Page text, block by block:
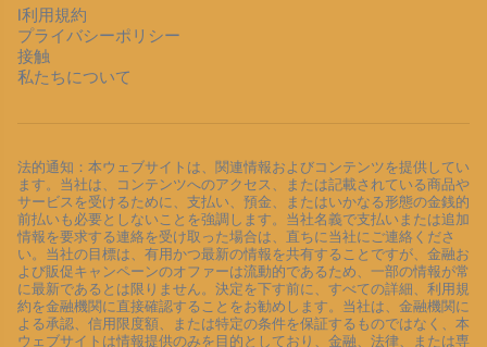
l利用規約
プライバシーポリシー
接触
私たちについて
法的通知：本ウェブサイトは、関連情報およびコンテンツを提供してい
ます。当社は、コンテンツへのアクセス、または記載されている商品や
サービスを受けるために、支払い、預金、またはいかなる形態の金銭的
前払いも必要としないことを強調します。当社名義で支払いまたは追加
情報を要求する連絡を受け取った場合は、直ちに当社にご連絡くださ
い。当社の目標は、有用かつ最新の情報を共有することですが、金融お
よび販促キャンペーンのオファーは流動的であるため、一部の情報が常
に最新であるとは限りません。決定を下す前に、すべての詳細、利用規
約を金融機関に直接確認することをお勧めします。当社は、金融機関に
よる承認、信用限度額、または特定の条件を保証するものではなく、本
ウェブサイトは情報提供のみを目的としており、金融、法律、または専